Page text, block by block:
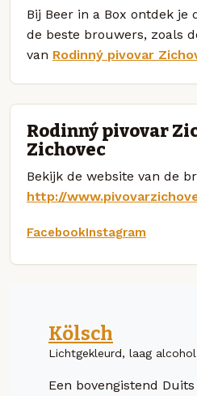
Bij Beer in a Box ontdek je
de beste brouwers, zoals
van Rodinný pivovar
Rodinný pivovar
Zichovec
Bekijk de website van de
http://
FacebookInstagram
Kölsch
Lichtgekleurd, laag alcohol
Een bovengistend